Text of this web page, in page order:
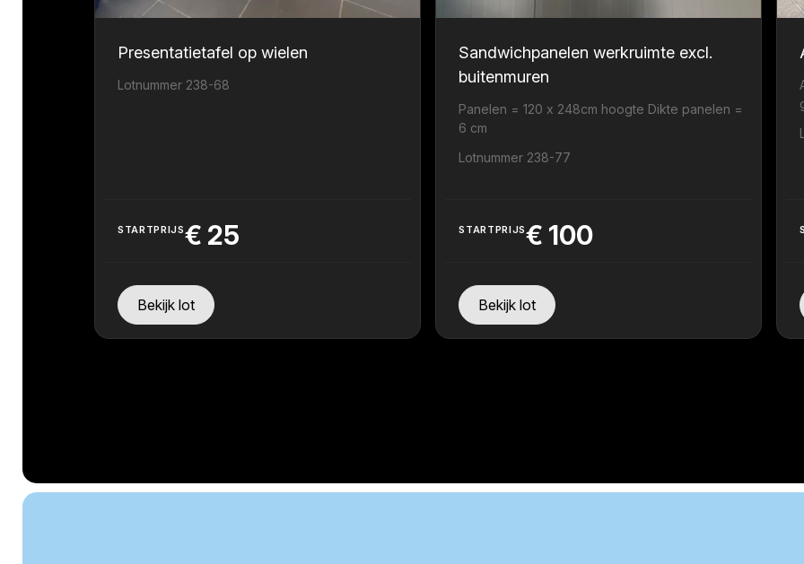
Presentatietafel op wielen
Lotnummer 238-68
STARTPRIJS€ 25
Bekijk lot
Sandwichpanelen werkruimte excl.
buitenmuren
Panelen = 120 x 248cm hoogte Dikte panelen =
6 cm
Lotnummer 238-77
STARTPRIJS€ 100
Bekijk lot